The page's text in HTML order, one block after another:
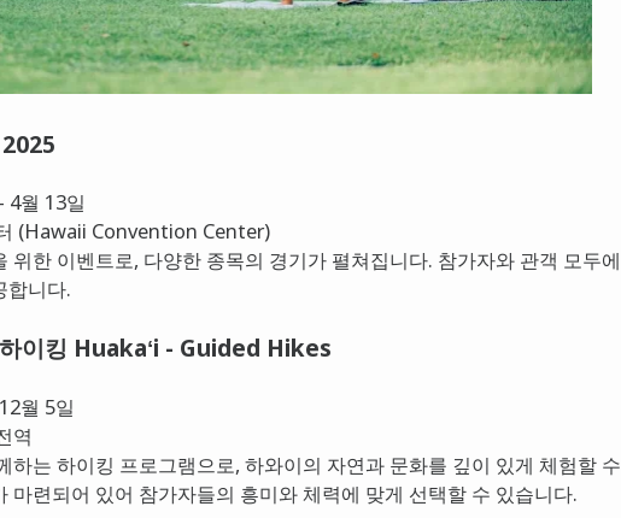
4월 13일
(Hawaii Convention Center)
위한 이벤트로, 다양한 종목의 경기가 펼쳐집니다. 참가자와 관객 모두에
합니다.
이킹 Huakaʻi - Guided Hikes
월 5일
역
하는 하이킹 프로그램으로, 하와이의 자연과 문화를 깊이 있게 체험할 수
마련되어 있어 참가자들의 흥미와 체력에 맞게 선택할 수 있습니다.